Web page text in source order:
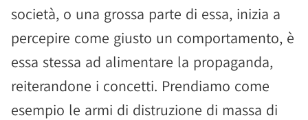
società, o una grossa parte di essa, inizia a
percepire come giusto un comportamento, è
essa stessa ad alimentare la propaganda,
reiterandone i concetti. Prendiamo come
esempio le armi di distruzione di massa di